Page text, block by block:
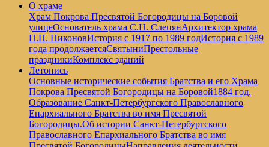
О храме
Храм Покрова Пресвятой Богородицы на Боровой
улицеОснователь храма С.Н. СлепянАрхитектор храма
Н.Н. НиконовИстория с 1917 по 1989 годИстория с 1989
года продолжаетсяСвятыниПрестольные
праздникиКомплекс зданий
Летопись
Основные исторические события Братства и его Храма
Покрова Пресвятой Богородицы на Боровой1884 год.
Образование Санкт-Петербургского Православного
Епархиального Братства во имя Пресвятой
Богородицы.Об истории Санкт-Петербургского
Православного Епархиального Братства во имя